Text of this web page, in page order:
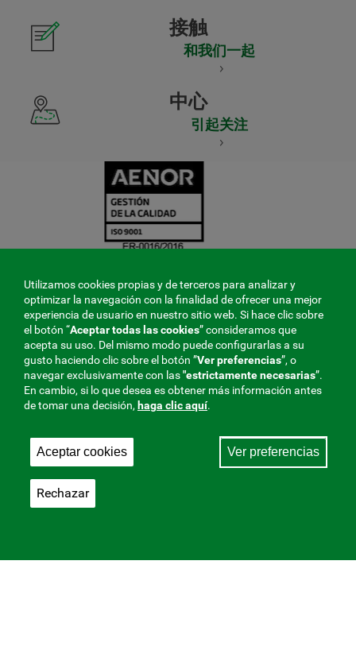
接触
和我们一起
中心
引起关注
Utilizamos cookies propias y de terceros para analizar y
optimizar la navegación con la finalidad de ofrecer una mejor
experiencia de usuario en nuestro sitio web. Si hace clic sobre
el botón “Aceptar todas las cookies” consideramos que
acepta su uso. Del mismo modo puede configurarlas a su
gusto haciendo clic sobre el botón ”Ver preferencias”, o
navegar exclusivamente con las"estrictamentenecesarias”.
En cambio, si lo que desea es obtener más información antes
de tomar una decisión, haga clic aquí.
Aceptar cookies Ver preferencias
Rechazar